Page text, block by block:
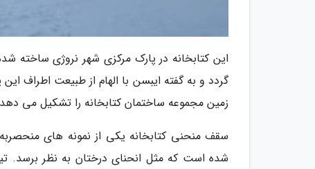
این کتابخانه در پارک مرکزی شهر نروژی
گردد و به گفته ایبسن با الهام از طبیعت اطراف
زمین مجموعه ساختمان کتابخانه را تشکیل می
سقف منحنی کتابخانه یکی از نمونه های
شده است که مثل انحنای درختان به نظر برسد.